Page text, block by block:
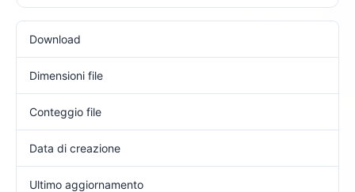
Download
Dimensioni file
Conteggio file
Data di creazione
Ultimo aggiornamento